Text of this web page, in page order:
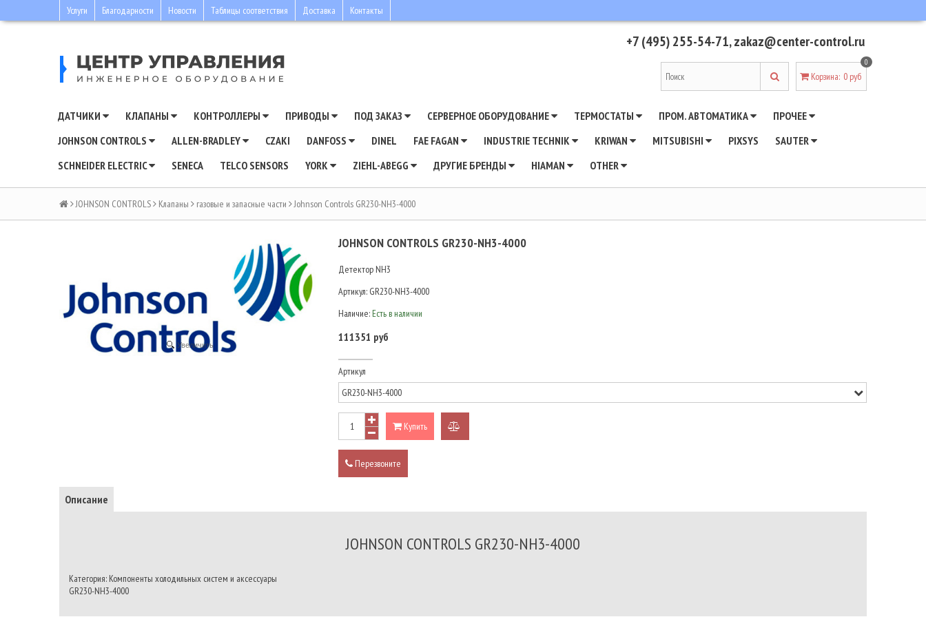
Услуги Благодарности Новости Таблицы соответствия Доставка Контакты
+7 (495) 255-54-71,zakaz@center-control.ru
Корзина:
0
0 руб
ДАТЧИКИ КЛАПАНЫ КОНТРОЛЛЕРЫ ПРИВОДЫ ПОД ЗАКАЗ СЕРВЕРНОЕ ОБОРУДОВАНИЕ ТЕРМОСТАТЫ ПРОМ. АВТОМАТИКА
ПРОЧЕЕ
JOHNSON CONTROLS
ALLEN-BRADLEY CZAKI DANFOSS DINEL FAE FAGAN INDUSTRIE TECHNIK KRIWAN MITSUBISHI PIXSYS
SAUTER
SCHNEIDER ELECTRIC
SENECA TELCO SENSORS YORK ZIEHL-ABEGG ДРУГИЕ БРЕНДЫ HIAMAN OTHER
JOHNSON CONTROLS Клапаны газовые и запасные части Johnson Controls GR230-NH3-4000
Увеличить
JOHNSON CONTROLS GR230-NH3-4000
Детектор NH3
Артикул: GR230-NH3-4000
Наличие: Есть в наличии
111351 руб
Артикул
Купить
Перезвоните
Описание
JOHNSON CONTROLS GR230-NH3-4000
Категория: Компоненты холодильных систем и аксессуары
GR230-NH3-4000